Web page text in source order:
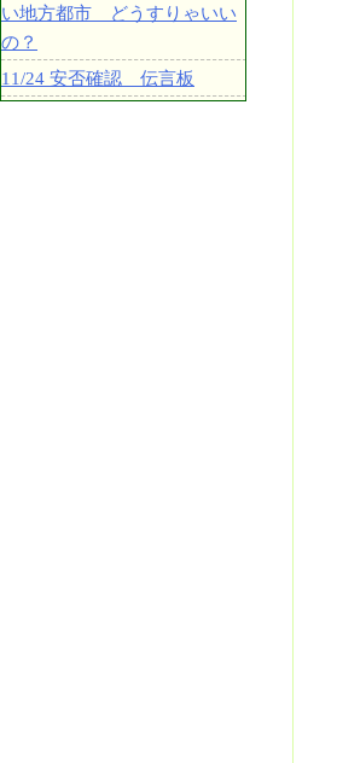
い地方都市 どうすりゃいい
の？
11/24 安否確認 伝言板